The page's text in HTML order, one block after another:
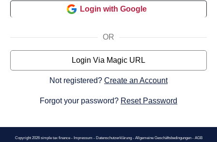
Login with Google
OR
Login Via Magic URL
Not registered? Create an Account
Forgot your password? Reset Password
Copyright 2026simple tax finance - Impressum- Datenschutzerklärung- Allgemeine Geschäftsbedingungen- AGB